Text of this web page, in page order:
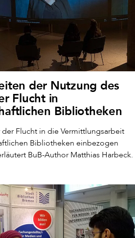
der Nutzung des
Flucht in
Bibliotheken
der Flucht in die Vermittlungsarbeit
Bibliotheken einbezogen
BuB-Author Matthias Harbeck.